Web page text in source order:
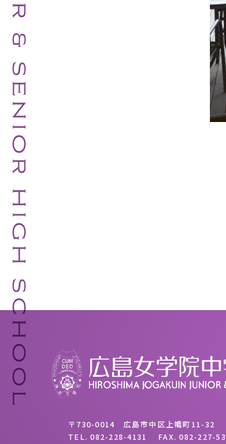
〒730-0014 広島市中区上幟町11-32
TEL.082-228-4131 FAX.082-227-